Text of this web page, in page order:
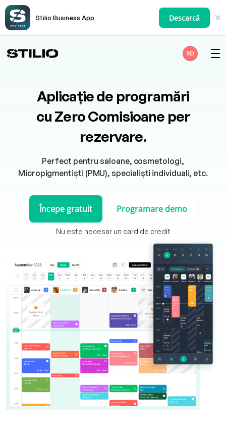
Stilio Business App Descarcă
RO
Aplicație de programări
cu Zero Comisioane per
rezervare.
Perfect pentru saloane, cosmetologi,
Micropigmentiști (PMU), specialiști individuali, etc.
Începe gratuit Programare demo
Nu este necesar un card de credit